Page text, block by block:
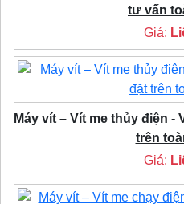
tư vấn
Giá:
Máy vít – Vít me thủy điện -
trên
Giá: